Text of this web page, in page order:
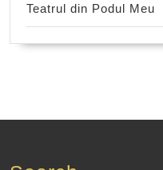
Teatrul din Podul Meu